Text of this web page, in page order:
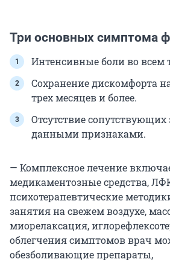
Три основных симптома
Интенсивные боли во всем
Сохранение дискомфорта
трех месяцев и более.
Отсутствие сопутствующих
данными признаками.
— Комплексное лечение
медикаментозные средства,
психотерапевтические
занятия на свежем воздухе,
миорелаксация,
облегчения симптомов врач
обезболивающие препараты,